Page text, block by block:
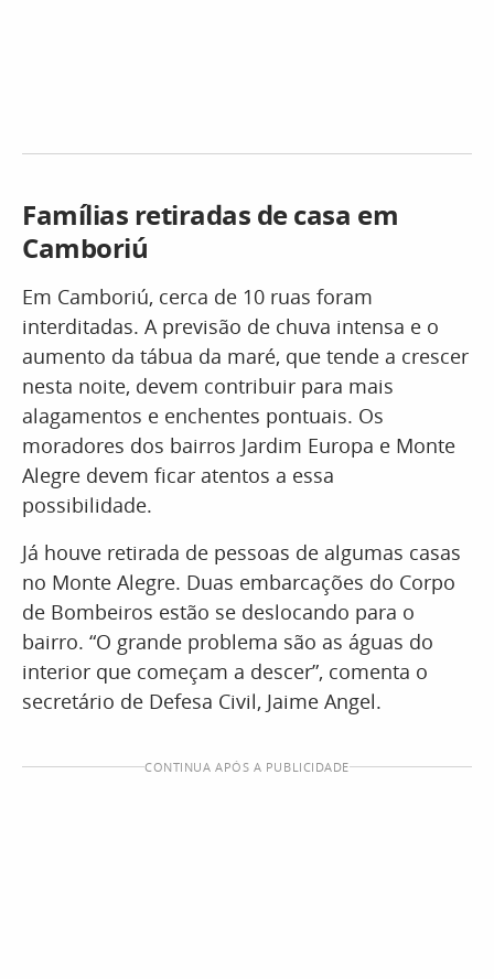
Famílias retiradas de casa em
Camboriú
Em Camboriú, cerca de 10 ruas foram
interditadas. A previsão de chuva intensa e o
aumento da tábua da maré, que tende a crescer
nesta noite, devem contribuir para mais
alagamentos e enchentes pontuais. Os
moradores dos bairros Jardim Europa e Monte
Alegre devem ficar atentos a essa
possibilidade.
Já houve retirada de pessoas de algumas casas
no Monte Alegre. Duas embarcações do Corpo
de Bombeiros estão se deslocando para o
bairro. “O grande problema são as águas do
interior que começam a descer”, comenta o
secretário de Defesa Civil, Jaime Angel.
CONTINUA APÓS A PUBLICIDADE